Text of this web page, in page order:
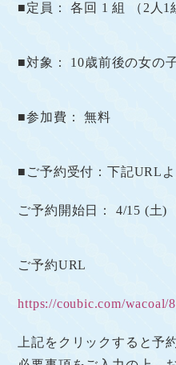
■定員： 各回 1 組 （2人
■対象： 10歳前後の女
■参加費： 無料
■ご予約受付：下記URL
ご予約開始日： 4/15 (土)
ご予約URL
https://coubic.com/wacoal/
上記をクリックすると予